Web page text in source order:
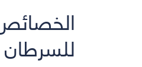
للسرطان